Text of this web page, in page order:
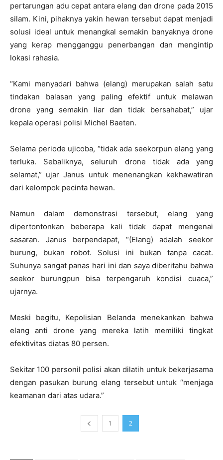
pertarungan adu cepat antara elang dan drone pada 2015
silam. Kini, pihaknya yakin hewan tersebut dapat menjadi
solusi ideal untuk menangkal semakin banyaknya drone
yang kerap mengganggu penerbangan dan mengintip
lokasi rahasia.
“Kami menyadari bahwa (elang) merupakan salah satu
tindakan balasan yang paling efektif untuk melawan
drone yang semakin liar dan tidak bersahabat,” ujar
kepala operasi polisi Michel Baeten.
Selama periode ujicoba, “tidak ada seekorpun elang yang
terluka. Sebaliknya, seluruh drone tidak ada yang
selamat,” ujar Janus untuk menenangkan kekhawatiran
dari kelompok pecinta hewan.
Namun dalam demonstrasi tersebut, elang yang
dipertontonkan beberapa kali tidak dapat mengenai
sasaran. Janus berpendapat, “(Elang) adalah seekor
burung, bukan robot. Solusi ini bukan tanpa cacat.
Suhunya sangat panas hari ini dan saya diberitahu bahwa
seekor burungpun bisa terpengaruh kondisi cuaca,”
ujarnya.
Meski begitu, Kepolisian Belanda menekankan bahwa
elang anti drone yang mereka latih memiliki tingkat
efektivitas diatas 80 persen.
Sekitar 100 personil polisi akan dilatih untuk bekerjasama
dengan pasukan burung elang tersebut untuk “menjaga
keamanan dari atas udara.”
1 2